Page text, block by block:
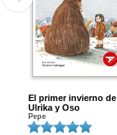
El primer invierno de
Ulrika y Oso
Pepe